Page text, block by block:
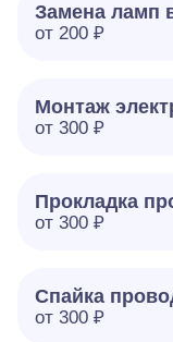
Замена ламп
от 200 ₽
Монтаж
от 300 ₽
Прокладка
от 300 ₽
Спайка
от 300 ₽